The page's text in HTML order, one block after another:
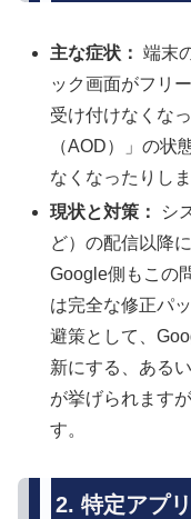
主な症状： 端末
ック画面がフリ
受け付けなくな
（AOD）」の状
なくなったりしま
現状と対策：
シ
ど）の配信以降
Google側もこの
は完全な修正パ
避策として、
新にする、ある
が挙げられます
す。
2. 特定アプ